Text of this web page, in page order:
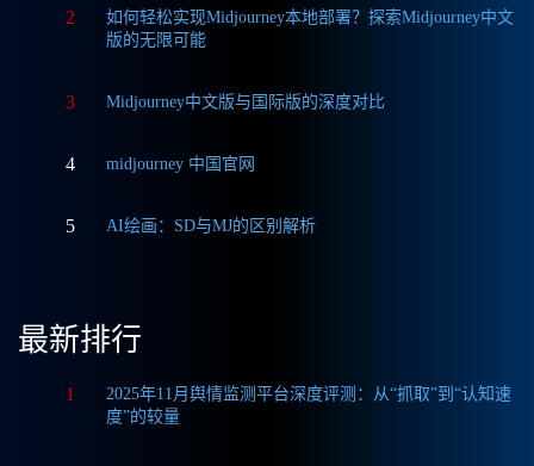
2
如何轻松实现Midjourney本地部署？探索Midjourney中文
版的无限可能
3 Midjourney中文版与国际版的深度对比
4 midjourney 中国官网
5 AI绘画：SD与MJ的区别解析
最新排行
1
2025年11月舆情监测平台深度评测：从“抓取”到“认知速
度”的较量